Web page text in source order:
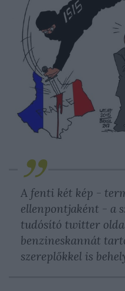
A fenti két kép -
ellenpontjaként - a
tudósító twitter
benzineskannát
szereplőkkel is